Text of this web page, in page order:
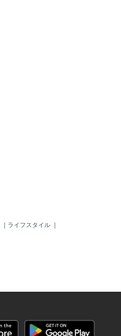
｜ ライフスタイル ｜